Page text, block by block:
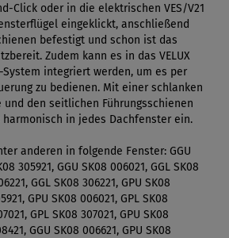
Click oder in die elektrischen VES/V21
eingeklickt, anschließend
befestigt und schon ist das
Zudem kann es in das VELUX
System integriert werden, um es per
zu bedienen. Mit einer schlanken
den seitlichen Führungsschienen
in jedes Dachfenster ein.
anderen in folgende Fenster: GGU
305921, GGU SK08 006021, GGL SK08
GGL SK08 306221, GPU SK08
GPU SK08 006021, GPL SK08
GPL SK08 307021, GPU SK08
GGU SK08 006621, GPU SK08